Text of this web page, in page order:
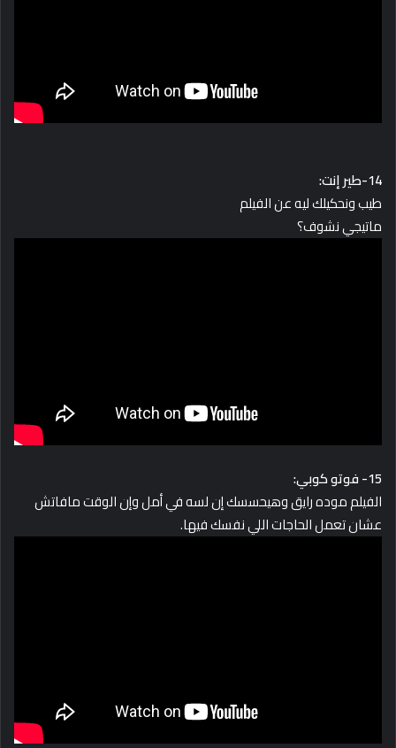
14-طير إنت:
طيب ونحكيلك ليه عن الفيلم
ماتيجي نشوف؟
15- فوتو كوبي:
الفيلم موده رايق وهيحسسك إن لسه في أمل وإن الوقت مافاتش
عشان تعمل الحاجات اللي نفسك فيها.